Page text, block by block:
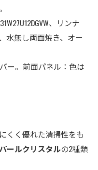
、リンナ
水無し両面焼き、オー
ー。前面パネル：色は
くく優れた清掃性をも
パールクリスタルの2種類